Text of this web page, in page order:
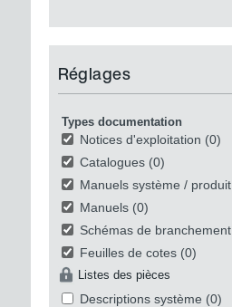
Réglages
Types documentation
Notices d'exploitation (0)
Catalogues (0)
Manuels système / produit
Manuels (0)
Schémas de branchement
Feuilles de cotes (0)
Listes des pièces
Descriptions système (0)